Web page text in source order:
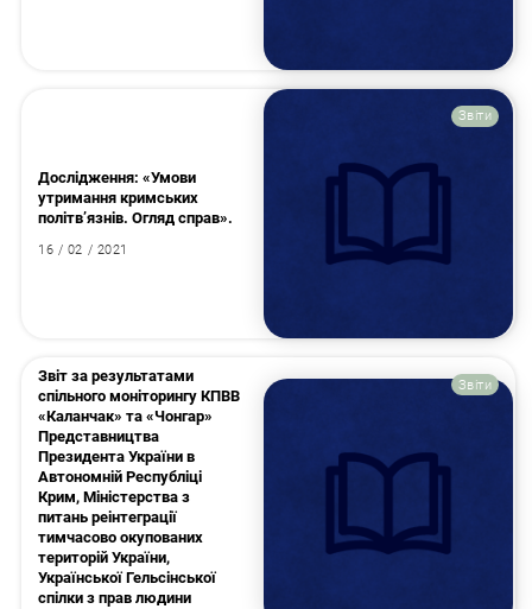
Звіти
Дослідження: «Умови
утримання кримських
політв’язнів. Огляд справ».
16 / 02 / 2021
Звіти
Звіт за результатами
спільного моніторингу КПВВ
«Каланчак» та «Чонгар»
Представництва
Президента України в
Автономній Республіці
Крим, Міністерства з
питань реінтеграції
тимчасово окупованих
територій України,
Української Гельсінської
спілки з прав людини